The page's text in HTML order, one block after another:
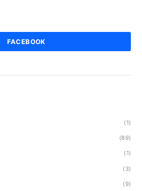
FACEBOOK
(1)
(89)
(1)
(3)
(9)